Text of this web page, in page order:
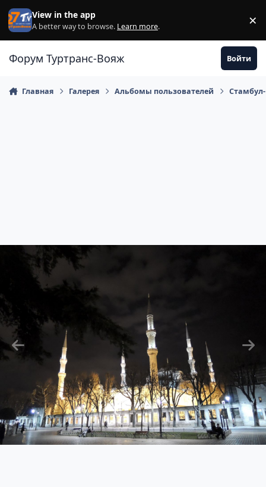
Перейти к содержанию
View in the app
A better way to browse. Learn more. ×
Форум Туртранс-Вояж Войти
Главная Галерея Альбомы пользователей